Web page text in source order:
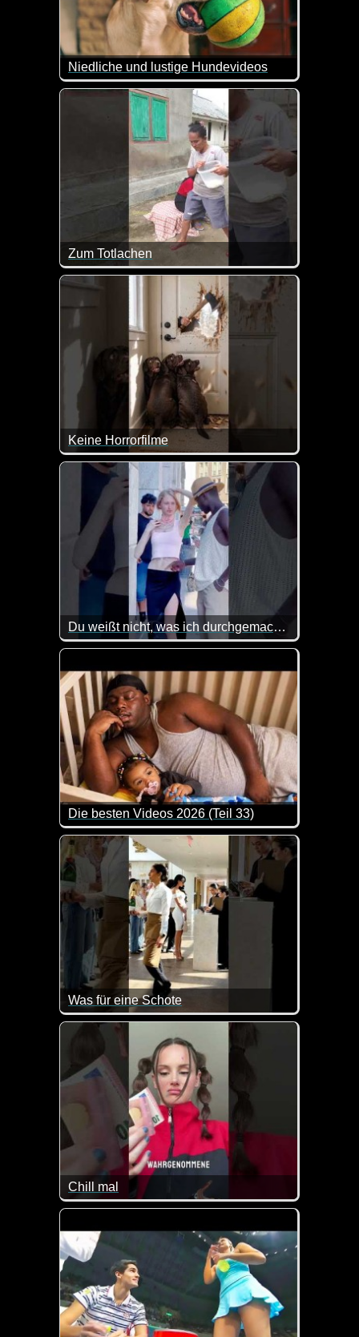
Niedliche und lustige Hundevideos
Hunde zaubern einem immer wieder ein Lächeln
Zum Totlachen
Keine Horrorfilme
Tja, so ist das mit den jungen Burschen ;-) Das ist
Du weißt nicht, was ich durchgemacht habe
Die besten Videos 2026 (Teil 33)
Eine tolle Zusammenstellung von lustigen
Was für eine Schote
Chill mal
Es ist in der Tat ab und zu nicht leicht, die